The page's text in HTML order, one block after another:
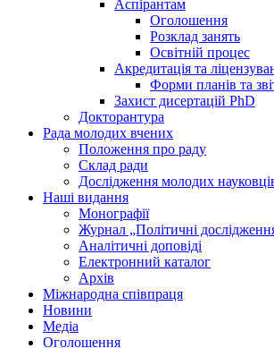
Аспірантам
Оголошення
Розклад занять
Освітній процес
Акредитація та
Форми планів та
Захист дисертацій PhD
Докторантура
Рада молодих вчених
Положення про раду
Склад ради
Дослідження молодих
Наші видання
Монографії
Журнал „Політичні
Аналітичні доповіді
Електронний каталог
Архів
Міжнародна співпраця
Новини
Медіa
Оголошення